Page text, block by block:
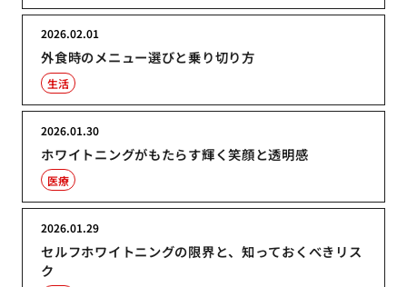
外食時のメニュー選びと乗り切り方
2026.02.01
生活
ホワイトニングがもたらす輝く笑顔と透明感
2026.01.30
医療
セルフホワイトニングの限界と、知っておくべきリス
ク
2026.01.29